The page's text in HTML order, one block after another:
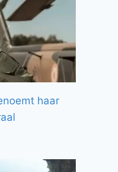
haar